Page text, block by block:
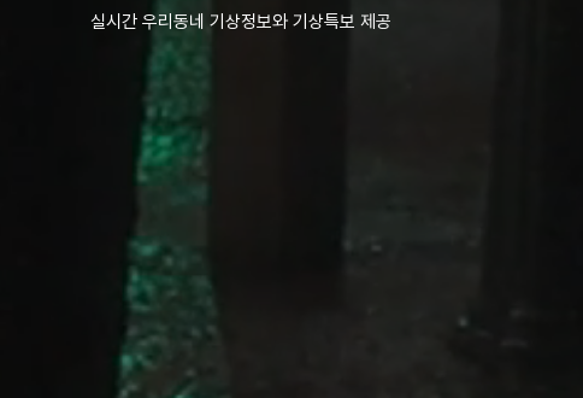
실시간 우리동네 기상정보와 기상특보 제공